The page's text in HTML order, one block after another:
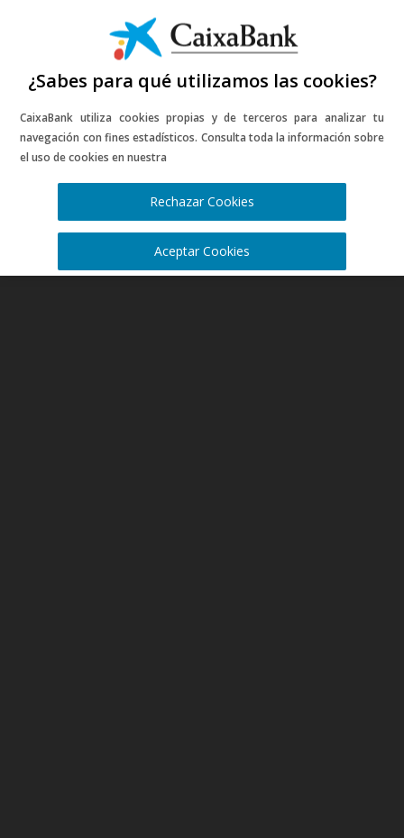
¿Sabes para qué utilizamos las cookies?
CaixaBank utiliza cookies propias y de terceros para analizar tu
navegación con fines estadísticos. Consulta toda la información sobre
el uso de cookies en nuestra
Rechazar Cookies
Aceptar Cookies